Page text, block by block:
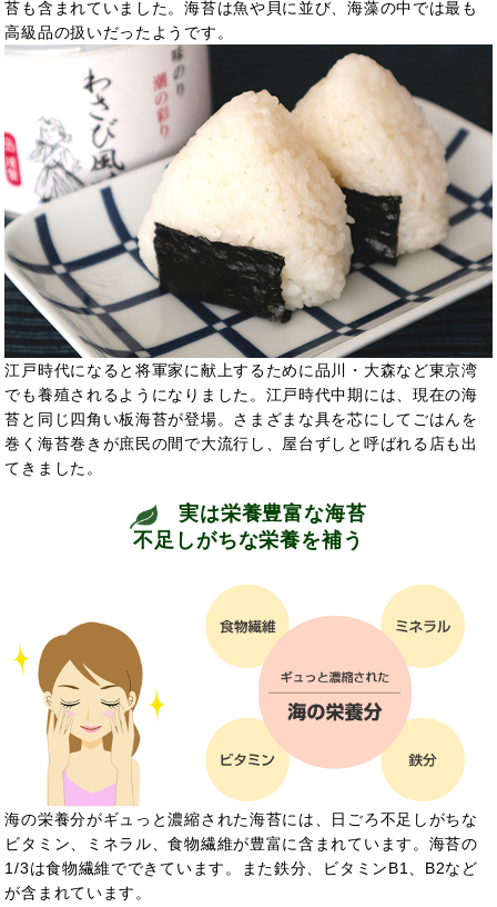
苔も含まれていました。海苔は魚や貝に並び、海藻の中では最も
高級品の扱いだったようです。
江戸時代になると将軍家に献上するために品川・大森など東京湾
でも養殖されるようになりました。江戸時代中期には、現在の海
苔と同じ四角い板海苔が登場。さまざまな具を芯にしてごはんを
巻く海苔巻きが庶民の間で大流行し、屋台ずしと呼ばれる店も出
てきました。
実は栄養豊富な海苔
不足しがちな栄養を補う
海の栄養分がギュっと濃縮された海苔には、日ごろ不足しがちな
ビタミン、ミネラル、食物繊維が豊富に含まれています。海苔の
1/3は食物繊維でできています。また鉄分、ビタミンB1、B2など
が含まれています。